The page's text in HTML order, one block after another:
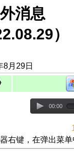
消息
）
8月29日
00:00
右键，在弹出菜